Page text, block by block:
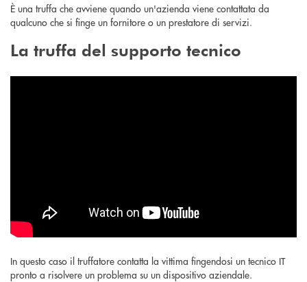
È una truffa che avviene quando un'azienda viene contattata da
qualcuno che si finge un fornitore o un prestatore di servizi.
La truffa del supporto tecnico
In questo caso il truffatore contatta la vittima fingendosi un tecnico IT
pronto a risolvere un problema su un dispositivo aziendale.